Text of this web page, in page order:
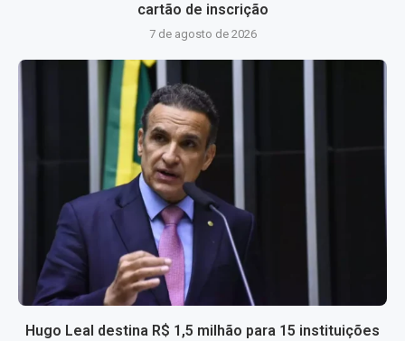
cartão de inscrição
7 de agosto de 2026
Hugo Leal destina R$ 1,5 milhão para 15 instituições